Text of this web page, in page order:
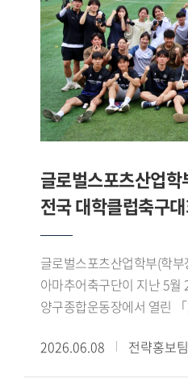
위해 마련됐다. 참가팀들은
기술을 접목한 다양한 아이
제출했으며, 심사는 창의성,
실현 가능성 등을 중심으로
팀은 발표 세션에서 ▲Pre-Work(운
등급 점수와 실시간 심박변
중) 단계의 제조사별(Apple, Samsung, Garmin) 센서 특성을
반영한 실시간 가변 강도
Work(운동 후) 단계의 최상 컨디션 상태 복구를 위한 목표
지향적 역산형 회복 시뮬레이터 발표를 진행하
발표자들은 공공 데이터와
구체적인 데이터 매핑 기술
심사위원단은 복잡한 생체
배터리 복구 경로 라는 개념
글로벌스포츠산업학
전국 대학클럽축구
글로벌스포츠산업학부(학
아마추어축구단이 지난 5
양구종합운동장에서 열린
고려대학교 SFA, 한국체육
레오를 상대로 조 1위를 기
2026.06.08 전략홍보팀